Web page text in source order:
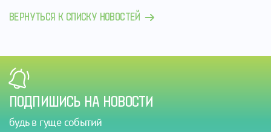
ВЕРНУТЬСЯ К СПИСКУ НОВОСТЕЙ
ПОДПИШИСЬ НА НОВОСТИ
будь в гуще событий